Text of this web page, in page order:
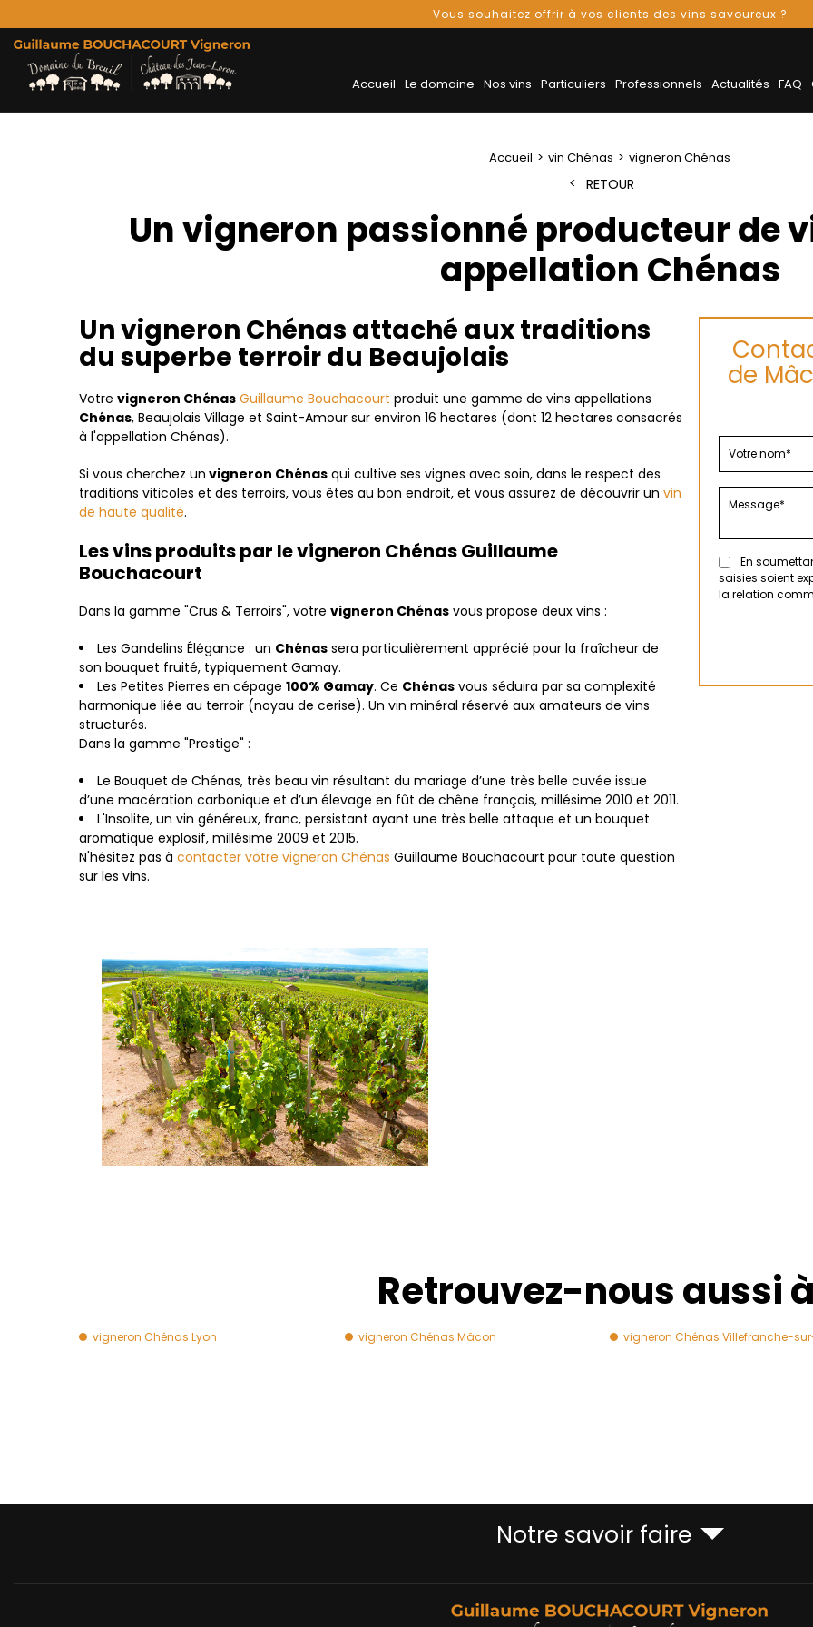
Vous souhaitez offrir à vos clients des vins savoureux ?
Accueil Le domaine Nos vins Particuliers Professionnels Actualités FAQ
Accueil vin Chénas vigneron Chénas
RETOUR
Un vigneron passionné producteur de
appellation Chénas
Un vigneron Chénas attaché aux traditions
du superbe terroir du Beaujolais
Votre vigneron Chénas Guillaume Bouchacourt produit une gamme de vins appellations
Chénas, Beaujolais Village et Saint-Amour sur environ 16 hectares (dont 12 hectares consacrés
à l'appellation Chénas).
Si vous cherchez un vigneron Chénas qui cultive ses vignes avec soin, dans le respect des
traditions viticoles et des terroirs, vous êtes au bon endroit, et vous assurez de découvrir un vin
de haute qualité.
Les vins produits par le vigneron Chénas Guillaume
Bouchacourt
Dans la gamme "Crus & Terroirs", votre vigneron Chénas vous propose deux vins :
Les Gandelins Élégance : un Chénas sera particulièrement apprécié pour la fraîcheur de
son bouquet fruité, typiquement Gamay.
Les Petites Pierres en cépage 100% Gamay. Ce Chénas vous séduira par sa complexité
harmonique liée au terroir (noyau de cerise). Un vin minéral réservé aux amateurs de vins
structurés.
Dans la gamme "Prestige" :
Le Bouquet de Chénas, très beau vin résultant du mariage d’une très belle cuvée issue
d’une macération carbonique et d’un élevage en fût de chêne français, millésime 2010 et 2011.
L'Insolite, un vin généreux, franc, persistant ayant une très belle attaque et un bouquet
aromatique explosif, millésime 2009 et 2015.
N'hésitez pas à contacter votre vigneron Chénas Guillaume Bouchacourt pour toute question
sur les vins.
de
En
saisies soient
la relation
Retrouvez-nous aussi
vigneron Chénas Lyon vigneron Chénas Mâcon vigneron Chénas Villefranche-
Notre savoir faire